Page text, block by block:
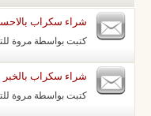
شراء سكراب
كتبت بواسطة مروة
شراء سكراب بالخبر
كتبت بواسطة مروة